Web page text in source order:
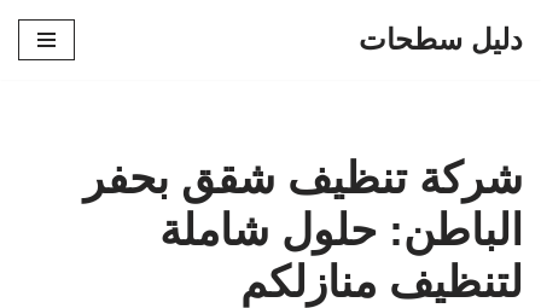
دليل سطحات
شركة تنظيف شقق بحفر
الباطن: حلول شاملة
لتنظيف منازلكم